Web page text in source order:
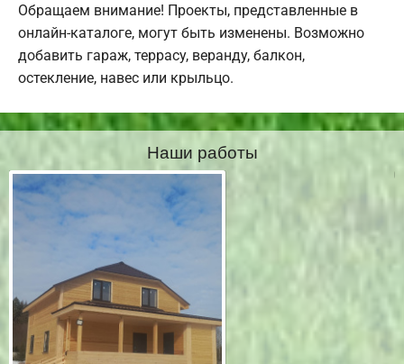
Обращаем внимание! Проекты, представленные в
онлайн-каталоге, могут быть изменены. Возможно
добавить гараж, террасу, веранду, балкон,
остекление, навес или крыльцо.
Наши работы